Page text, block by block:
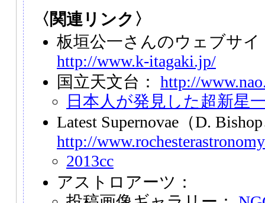
〈関連リンク〉
板垣公一さんのウェブサイ
http://www.k-itagaki.jp/
国立天文台： http://
日本人が発見した超新星
Latest Supernovae（D.
http://
2013cc
アストロアーツ：